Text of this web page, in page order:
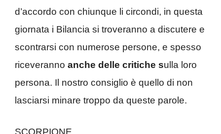
d’accordo con chiunque li circondi, in questa
giornata i Bilancia si troveranno a discutere e
scontrarsi con numerose persone, e spesso
riceveranno anche delle critiche sulla loro
persona. Il nostro consiglio è quello di non
lasciarsi minare troppo da queste parole.